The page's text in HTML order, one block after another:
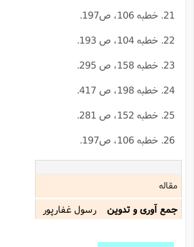
21. خطبه 106، ص197.
22. خطبه 104، ص 193.
23. خطبه 158، ص 295.
24. خطبه 198، ص 417.
25. خطبه 152، ص 281.
26. خطبه 106، ص197.
مقاله
جمع آوری و تدوین
رسول غفارپور